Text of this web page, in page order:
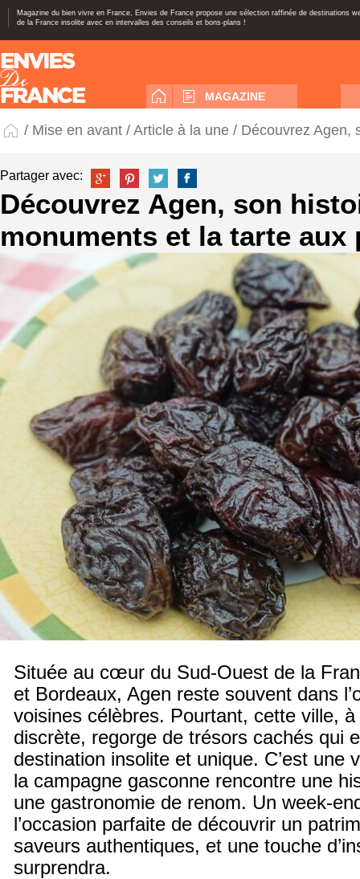
Magazine du bien vivre en France, Envies de France propose une sélection raffinée de destinations
de la France insolite avec en intervalles des conseils et bons-plans !
MAGAZINE
/ Mise en avant / Article à la une / Découvrez Agen,
Partager avec:
Découvrez Agen, son
monuments et la tarte aux
Située au cœur du Sud-Ouest de la
et Bordeaux, Agen reste souvent dans
voisines célèbres. Pourtant, cette ville,
discrète, regorge de trésors cachés qui
destination insolite et unique. C’est une
la campagne gasconne rencontre une
une gastronomie de renom. Un week-
l’occasion parfaite de découvrir un
saveurs authentiques, et une touche
surprendra.